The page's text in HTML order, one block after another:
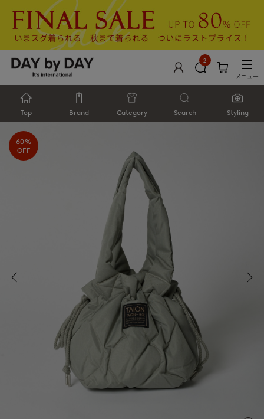
2
メニュー
Top Brand Category Search Styling
60%
OFF